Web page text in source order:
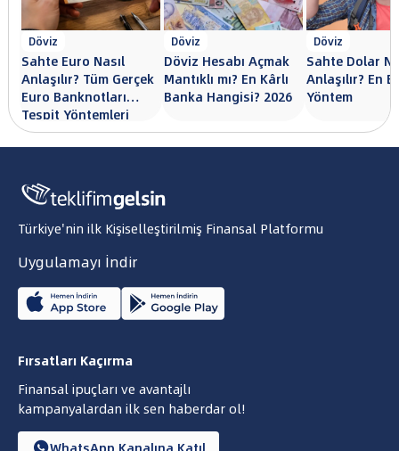
Döviz
Sahte Euro Nasıl
Anlaşılır? Tüm Gerçek
Euro Banknotları
Tespit Yöntemleri
Döviz
Döviz Hesabı Açmak
Mantıklı mı? En Kârlı
Banka Hangisi? 2026
Döviz
Sahte Dolar
Anlaşılır? En
Yöntem
Türkiye'nin ilk Kişiselleştirilmiş Finansal Platformu
Uygulamayı İndir
Fırsatları Kaçırma
Finansal ipuçları ve avantajlı
kampanyalardan ilk sen haberdar ol!
